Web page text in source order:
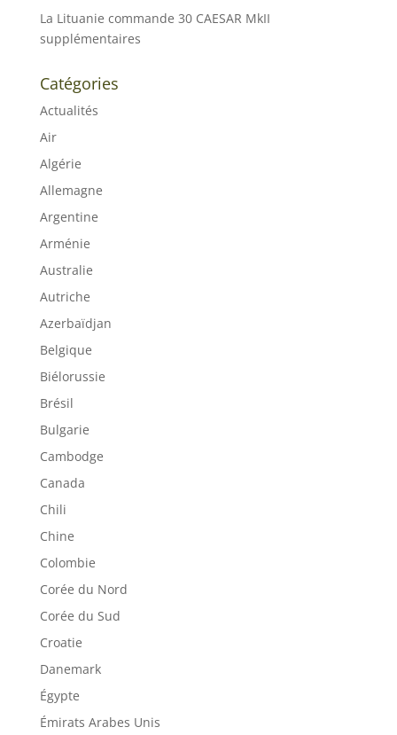
La Lituanie commande 30 CAESAR MkII
supplémentaires
Catégories
Actualités
Air
Algérie
Allemagne
Argentine
Arménie
Australie
Autriche
Azerbaïdjan
Belgique
Biélorussie
Brésil
Bulgarie
Cambodge
Canada
Chili
Chine
Colombie
Corée du Nord
Corée du Sud
Croatie
Danemark
Égypte
Émirats Arabes Unis